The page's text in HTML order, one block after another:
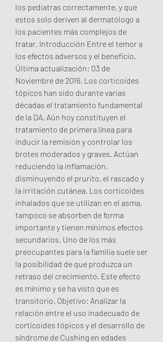
los pediatras correctamente, y que
estos solo deriven al dermatólogo a
los pacientes más complejos de
tratar. Introducción Entre el temor a
los efectos adversos y el beneficio.
Última actualización: 03 de
Noviembre de 2016. Los corticoides
tópicos han sido durante varias
décadas el tratamiento fundamental
de la DA. Aún hoy constituyen el
tratamiento de primera línea para
inducir la remisión y controlar los
brotes moderados y graves. Actúan
reduciendo la inflamación,
disminuyendo el prurito, el rascado y
la irritación cutánea. Los corticoides
inhalados que se utilizan en el asma,
tampoco se absorben de forma
importante y tienen mínimos efectos
secundarios. Uno de los más
preocupantes para la familia suele ser
la posibilidad de que produzca un
retraso del crecimiento. Este efecto
es mínimo y se ha visto que es
transitorio. Objetivo: Analizar la
relación entre el uso inadecuado de
corticoides tópicos y el desarrollo de
síndrome de Cushing en edades